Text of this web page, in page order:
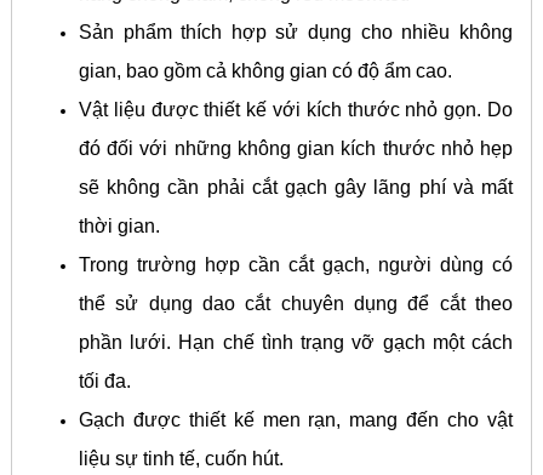
Sản phẩm thích hợp sử dụng cho nhiều không
gian, bao gồm cả không gian có độ ẩm cao.
Vật liệu được thiết kế với kích thước nhỏ gọn. Do
đó đối với những không gian kích thước nhỏ hẹp
sẽ không cần phải cắt gạch gây lãng phí và mất
thời gian.
Trong trường hợp cần cắt gạch, người dùng có
thể sử dụng dao cắt chuyên dụng để cắt theo
phần lưới. Hạn chế tình trạng vỡ gạch một cách
tối đa.
Gạch được thiết kế men rạn, mang đến cho vật
liệu sự tinh tế, cuốn hút.